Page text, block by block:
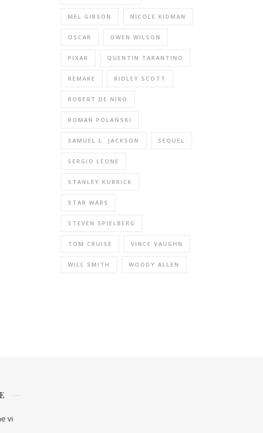
MEL GIBSON NICOLE KIDMAN
OSCAR OWEN WILSON
PIXAR QUENTIN TARANTINO
REMAKE RIDLEY SCOTT
ROBERT DE NIRO
ROMAN POLAŃSKI
SAMUEL L. JACKSON SEQUEL
SERGIO LEONE
STANLEY KUBRICK
STAR WARS
STEVEN SPIELBERG
TOM CRUISE VINCE VAUGHN
WILL SMITH WOODY ALLEN
vi